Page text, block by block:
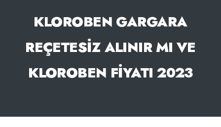
KLOROBEN GARGARA
REÇETESIZ ALINIR MI VE
KLOROBEN FIYATI 2023